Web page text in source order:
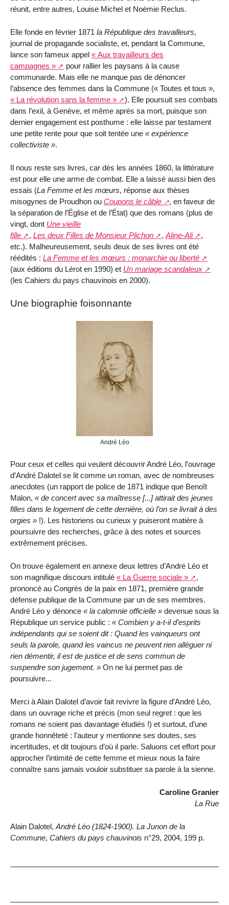
réunit, entre autres, Louise Michel et Noémie Reclus.
Elle fonde en février 1871 la République des travailleurs,
journal de propagande socialiste, et, pendant la Commune,
lance son fameux appel « Aux travailleurs des
campagnes »
pour rallier les paysans à la cause
communarde. Mais elle ne manque pas de dénoncer
l’absence des femmes dans la Commune (« Toutes et tous »,
« La révolution sans la femme »
). Elle poursuit ses combats
dans l’exil, à Genève, et même après sa mort, puisque son
dernier engagement est posthume : elle laisse par testament
une petite rente pour que soit tentée une
expérience
collectiviste
.
Il nous reste ses livres, car dès les années 1860, la littérature
est pour elle une arme de combat. Elle a laissé aussi bien des
essais (La Femme et les mœurs, réponse aux thèses
misogynes de Proudhon ou Coupons le câble
, en faveur de
la séparation de l’Église et de l’État) que des romans (plus de
vingt, dont Une vieille
fille
, Les deux Filles de Monsieur Plichon , Aline-Ali
,
etc.). Malheureusement, seuls deux de ses livres ont été
réédités : La Femme et les mœurs : monarchie ou liberté
(aux éditions du Lérot en 1990) et Un mariage scandaleux
(les Cahiers du pays chauvinois en 2000).
Une biographie foisonnante
André Léo
Pour ceux et celles qui veulent découvrir André Léo, l’ouvrage
d’André Dalotel se lit comme un roman, avec de nombreuses
anecdotes (un rapport de police de 1871 indique que Benoît
Malon,
de concert avec sa maîtresse [...] attirait des jeunes
filles dans le logement de cette dernière, où l’on se livrait à des
orgies
!). Les historiens ou curieux y puiseront matière à
poursuivre des recherches, grâce à des notes et sources
extrêmement précises.
On trouve également en annexe deux lettres d’André Léo et
son magnifique discours intitulé « La Guerre sociale »
,
prononcé au Congrès de la paix en 1871, première grande
défense publique de la Commune par un de ses membres.
André Léo y dénonce
la calomnie officielle
devenue sous la
République un service public :
Combien y a-t-il d’esprits
indépendants qui se soient dit : Quand les vainqueurs ont
seuls la parole, quand les vaincus ne peuvent rien alléguer ni
rien démentir, il est de justice et de sens commun de
suspendre son jugement.
On ne lui permet pas de
poursuivre...
Merci à Alain Dalotel d’avoir fait revivre la figure d’André Léo,
dans un ouvrage riche et précis (mon seul regret : que les
romans ne soient pas davantage étudiés !) et surtout, d’une
grande honnêteté : l’auteur y mentionne ses doutes, ses
incertitudes, et dit toujours d’où il parle. Saluons cet effort pour
approcher l’intimité de cette femme et mieux nous la faire
connaître sans jamais vouloir substituer sa parole à la sienne.
Caroline Granier
La Rue
Alain Dalotel, André Léo (1824-1900). La Junon de la
Commune, Cahiers du pays chauvinois n°29, 2004, 199 p.